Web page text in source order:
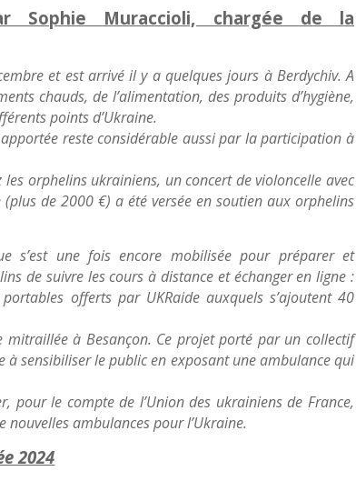
Sophie Muraccioli, chargée de la
et est arrivé il y a quelques jours à Berdychiv. A
chauds, de l’alimentation, des produits d’hygiène,
points d’Ukraine.
reste considérable aussi par la participation à
les orphelins ukrainiens, un concert de violoncelle avec
(plus de 2000 €) a été versée en soutien aux orphelins
s’est une fois encore mobilisée pour préparer et
de suivre les cours à distance et échanger en ligne :
offerts par UKRaide auxquels s’ajoutent 40
mitraillée à Besançon. Ce projet porté par un collectif
à sensibiliser le public en exposant une ambulance qui
pour le compte de l’Union des ukrainiens de France,
ambulances pour l’Ukraine.
2024